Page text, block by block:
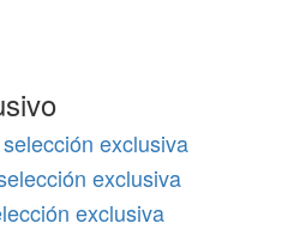
exclusiva
exclusiva
exclusiva